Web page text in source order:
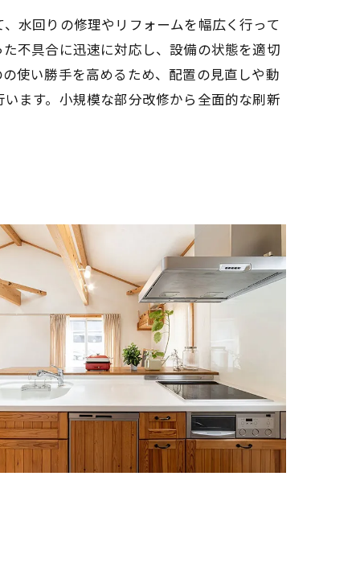
水回りの修理やリフォームを幅広く行って
不具合に迅速に対応し、設備の状態を適切
使い勝手を高めるため、配置の見直しや動
ます。小規模な部分改修から全面的な刷新